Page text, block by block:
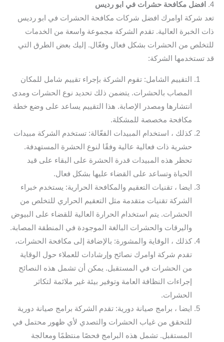
4.
افضل مكافحة حشرات في ابو رديس
تعد شركة اوامرك افضل شركات مكافحة الحشرات في ابو رديس
ذات الخبرة العالية. تقدم الشركة مجموعة واسعة من الخدمات
للتخلص من الحشرات بشكل فعال وفعّال. إليك بعض الطرق التي
قد تستخدمها الشركة:
التقييم الشامل: تقوم الشركة بإجراء تقييم شامل للمكان
المصاب بالحشرات. يتضمن ذلك تحديد نوع الحشرات ومدى
انتشارها ومصدر الإصابة. هذا التقييم يساعد على وضع خطة
مكافحة مخصصة للمشكلة.
كذلك ، استخدام المبيدات الفعّالة: تستخدم الشركة مبيدات
حشرية ذات فعالية عالية وفقًا لنوع الحشرة المستهدفة.
تحظر هذه المبيدات قدرة الحشرة على البقاء على قيد
الحياة وتساعد على القضاء عليها بشكل فعال.
ايضا ، تقنيات التعقيم والمكافحة الحرارية: يستخدم خبراء
الشركة تقنيات متقدمة مثل التعقيم الحراري للتخلص من
الحشرات. يتم استخدام الحرارة العالية للقضاء على البيوض
واليرقات والحشرات البالغة الموجودة في المنطقة المصابة.
كذلك ، الوقاية والمشورة: بالإضافة إلى مكافحة الحشرات،
تقدم شركة اوامرك نصائح وإرشادات للعملاء حول الوقاية
من الحشرات في المستقبل. يمكن أن تشمل هذه النصائح
إجراءات النظافة العامة وتوفير بيئة غير ملائمة لتكاثر
الحشرات.
ايضا ، برامج صيانة دورية: تقدم الشركة برامج صيانة دورية
للتحقق من غياب الحشرات والتصدي لأي ظهور محتمل في
المستقبل. تشمل هذه البرامج فحصًا منتظمًا ومعالجة